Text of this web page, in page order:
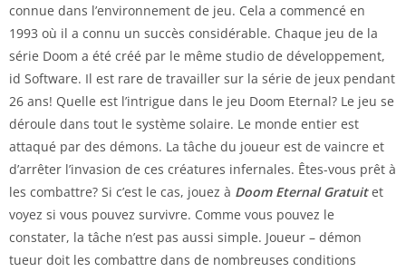
connue dans l’environnement de jeu. Cela a commencé en
1993 où il a connu un succès considérable. Chaque jeu de la
série Doom a été créé par le même studio de développement,
id Software. Il est rare de travailler sur la série de jeux pendant
26 ans! Quelle est l’intrigue dans le jeu Doom Eternal? Le jeu se
déroule dans tout le système solaire. Le monde entier est
attaqué par des démons. La tâche du joueur est de vaincre et
d’arrêter l’invasion de ces créatures infernales. Êtes-vous prêt à
les combattre? Si c’est le cas, jouez à Doom Eternal Gratuitet
voyez si vous pouvez survivre. Comme vous pouvez le
constater, la tâche n’est pas aussi simple. Joueur – démon
tueur doit les combattre dans de nombreuses conditions